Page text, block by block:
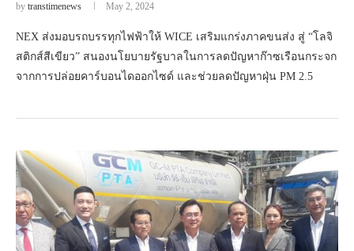
by transtimenews May 2, 2024
NEX ส่งมอบรถบรรทุกไฟฟ้าให้ WICE เสริมแกร่งภาคขนส่ง สู่ “โลจิ
สติกส์สีเขียว” สนองนโยบายรัฐบาลในการลดปัญหาก๊าซเรือนกระจก
จากการปล่อยคาร์บอนไดออกไซด์ และช่วยลดปัญหาฝุ่น PM 2.5